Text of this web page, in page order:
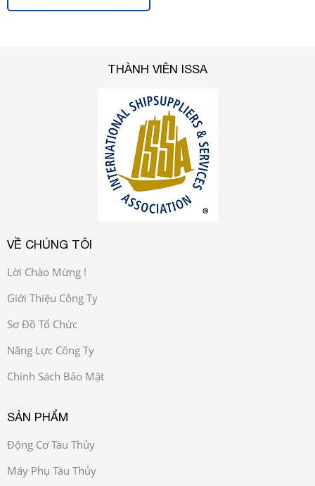
THÀNH VIÊN ISSA
VỀ CHÚNG TÔI
Lời Chào Mừng !
Giới Thiệu Công Ty
Sơ Đồ Tổ Chức
Năng Lực Công Ty
Chính Sách Bảo Mật
SẢN PHẨM
Động Cơ Tàu Thủy
Máy Phụ Tàu Thủy